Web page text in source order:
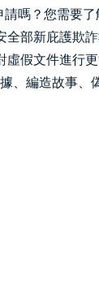
嗎？您需要了
全部新庇護欺
虛假文件進行
、編造故事、